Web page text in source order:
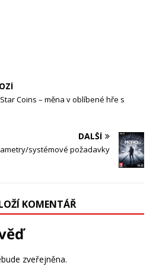
Coins – měna v oblíbené hře s
DALŠÍ
systémové požadavky
KOMENTÁŘ
zveřejněna.